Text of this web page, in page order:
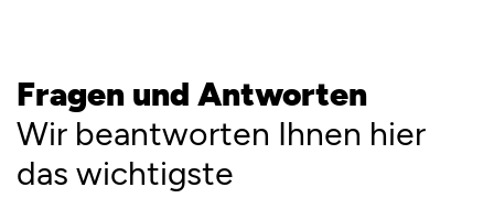
Fragen und Antworten
Wir beantworten Ihnen hier
das wichtigste